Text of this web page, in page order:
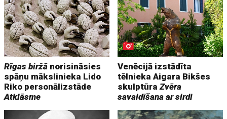
Rīgas biržā norisināsies
spāņu mākslinieka Lido
Riko personālizstāde
Atklāsme
Venēcijā izstādīta
tēlnieka Aigara Bikšes
skulptūraZvēra
savaldīšana ar sirdi